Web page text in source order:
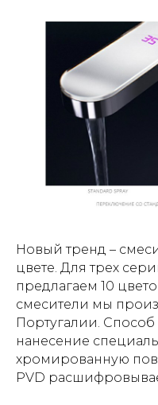
Новый тренд –
цвете. Для трех
предлагаем 10
смесители мы
Португалии. Способ
нанесение
хромированную
PVD